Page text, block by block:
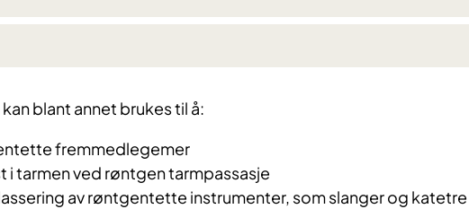
blant annet brukes til å:
fremmedlegemer
i tarmen ved røntgen tarmpassasje
av røntgentette instrumenter, som slanger og katetre